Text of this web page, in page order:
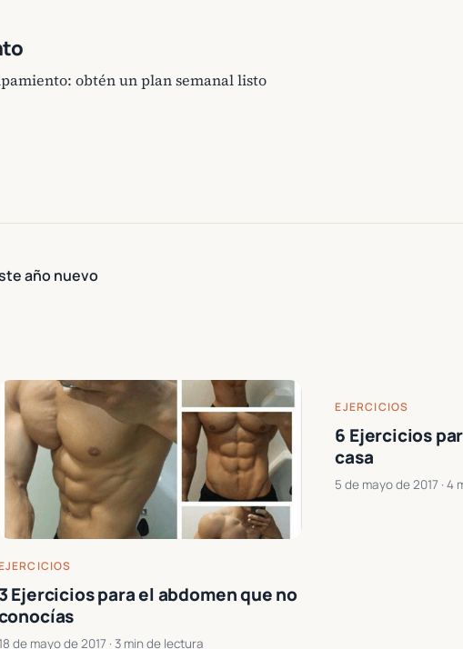
obtén un plan semanal listo
año nuevo
3 Ejercicios para el abdomen que no
18 de mayo de 2017 · 3 min de lectura
EJERCICIOS
6 Ejercicios
casa
5 de mayo de 2017 · 4